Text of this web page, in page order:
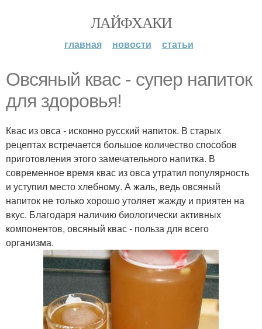
ЛАЙФХАКИ
главная новости статьи
Овсяный квас - супер напиток
для здоровья!
Квас из овса - исконно русский напиток. В старых
рецептах встречается большое количество способов
приготовления этого замечательного напитка. В
современное время квас из овса утратил популярность
и уступил место хлебному. А жаль, ведь овсяный
напиток не только хорошо утоляет жажду и приятен на
вкус. Благодаря наличию биологически активных
компонентов, овсяный квас - польза для всего
организма.